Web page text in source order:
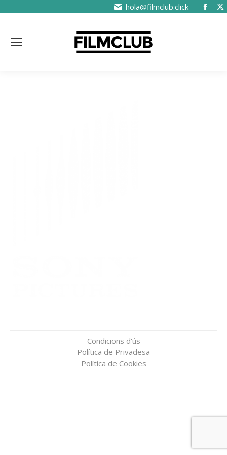
hola@filmclub.click
Condicions d'ús
Política de Privadesa
Política de Cookies